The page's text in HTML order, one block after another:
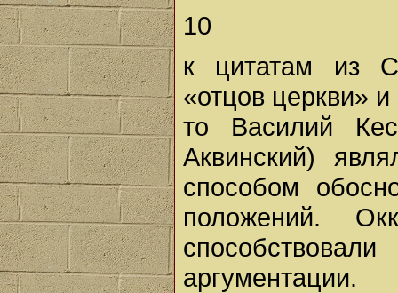
10
к цитатам из
«отцов церкви»
то Василий
Аквинский)
способом
положений.
аргументации.